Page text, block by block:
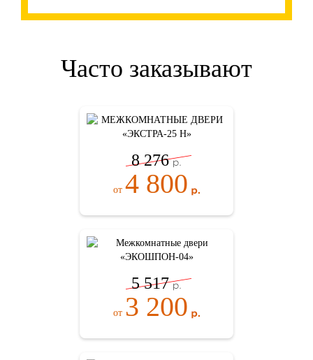
Часто заказывают
8 276
от 4 800
5 517
от 3 200